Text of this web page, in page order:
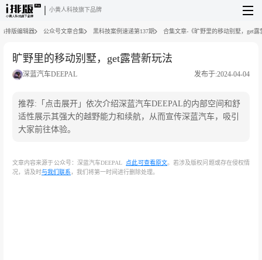
小黄人科技旗下品牌
i排版编辑器 公众号文章合集 黑科技案例速递第137期 合集文章-《旷野里的移动别墅，get露
旷野里的移动别墅，get露营新玩法
深蓝汽车DEEPAL 发布于:2024-04-04
推荐:「点击展开」依次介绍深蓝汽车DEEPAL的内部空间和舒
适性展示其强大的越野能力和续航，从而宣传深蓝汽车，吸引
大家前往体验。
文章内容来源于公众号：深蓝汽车DEEPAL 点此可查看原文。若涉及版权问题或存在侵权情
况，请及时与我们联系 ，我们将第一时间进行删除处理。